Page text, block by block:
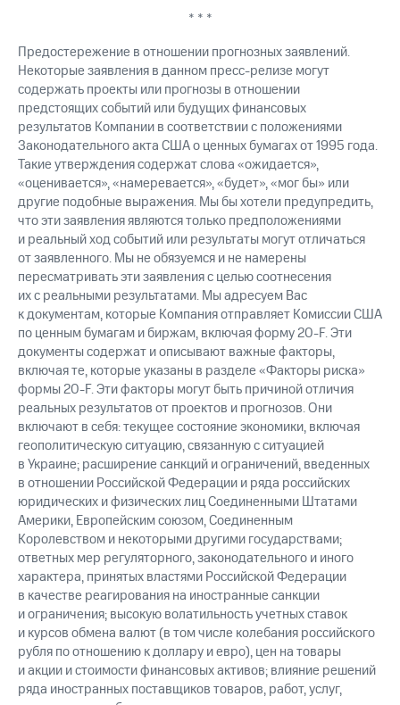
* * *
Предостережение в отношении прогнозных заявлений.
Некоторые заявления в данном пресс-релизе могут
содержать проекты или прогнозы в отношении
предстоящих событий или будущих финансовых
результатов Компании в соответствии с положениями
Законодательного акта США о ценных бумагах от 1995 года.
Такие утверждения содержат слова «ожидается»,
«оценивается», «намеревается», «будет», «мог бы» или
другие подобные выражения. Мы бы хотели предупредить,
что эти заявления являются только предположениями
и реальный ход событий или результаты могут отличаться
от заявленного. Мы не обязуемся и не намерены
пересматривать эти заявления с целью соотнесения
их с реальными результатами. Мы адресуем Вас
к документам, которые Компания отправляет Комиссии США
по ценным бумагам и биржам, включая форму 20-F. Эти
документы содержат и описывают важные факторы,
включая те, которые указаны в разделе «Факторы риска»
формы 20-F. Эти факторы могут быть причиной отличия
реальных результатов от проектов и прогнозов. Они
включают в себя: текущее состояние экономики, включая
геополитическую ситуацию, связанную с ситуацией
в Украине; расширение санкций и ограничений, введенных
в отношении Российской Федерации и ряда российских
юридических и физических лиц Соединенными Штатами
Америки, Европейским союзом, Соединенным
Королевством и некоторыми другими государствами;
ответных мер регуляторного, законодательного и иного
характера, принятых властями Российской Федерации
в качестве реагирования на иностранные санкции
и ограничения; высокую волатильность учетных ставок
и курсов обмена валют (в том числе колебания российского
рубля по отношению к доллару и евро), цен на товары
и акции и стоимости финансовых активов; влияние решений
ряда иностранных поставщиков товаров, работ, услуг,